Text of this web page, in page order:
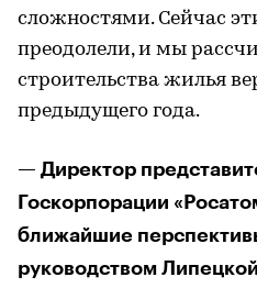
сложностями. Сейчас
преодолели, и мы
строительства жилья
предыдущего года.
— Директор
Госкорпорации
ближайшие
руководством